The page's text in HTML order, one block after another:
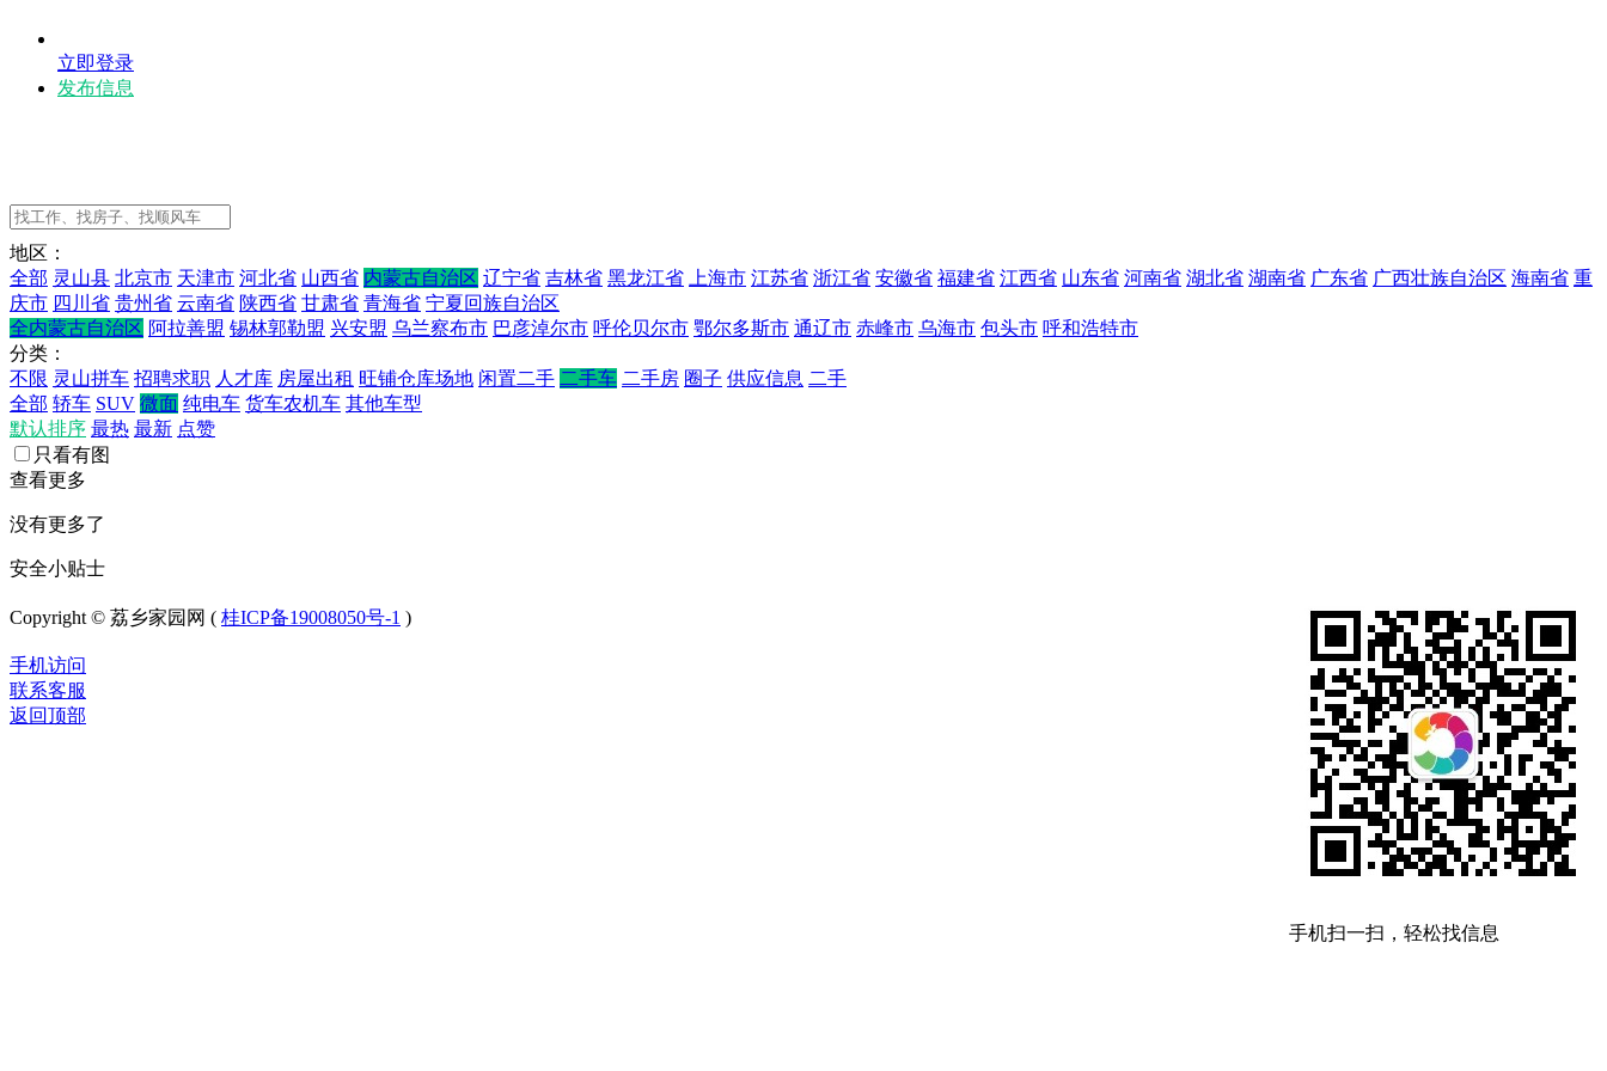
立即登录
发布信息
地区：
全部 灵山县 北京市 天津市 河北省 山西省 内蒙古自治区 辽宁省 吉林省 黑龙江省 上海市 江苏省 浙江省 安徽省 福建省 江西省 山东省 河南省 湖北省 湖南省 广东省 广西壮族自治区 海南省 重
庆市 四川省 贵州省 云南省 陕西省 甘肃省 青海省 宁夏回族自治区
全内蒙古自治区 阿拉善盟 锡林郭勒盟 兴安盟 乌兰察布市 巴彦淖尔市 呼伦贝尔市 鄂尔多斯市 通辽市 赤峰市 乌海市 包头市 呼和浩特市
分类：
不限 灵山拼车 招聘求职 人才库 房屋出租 旺铺仓库场地 闲置二手 二手车 二手房 圈子 供应信息 二手
全部 轿车 SUV 微面 纯电车 货车农机车 其他车型
默认排序 最热 最新 点赞
只看有图
查看更多
没有更多了
安全小贴士
手机扫一扫，轻松找信息
Copyright © 荔乡家园网 ( 桂ICP备19008050号-1 )
手机访问
联系客服
返回顶部